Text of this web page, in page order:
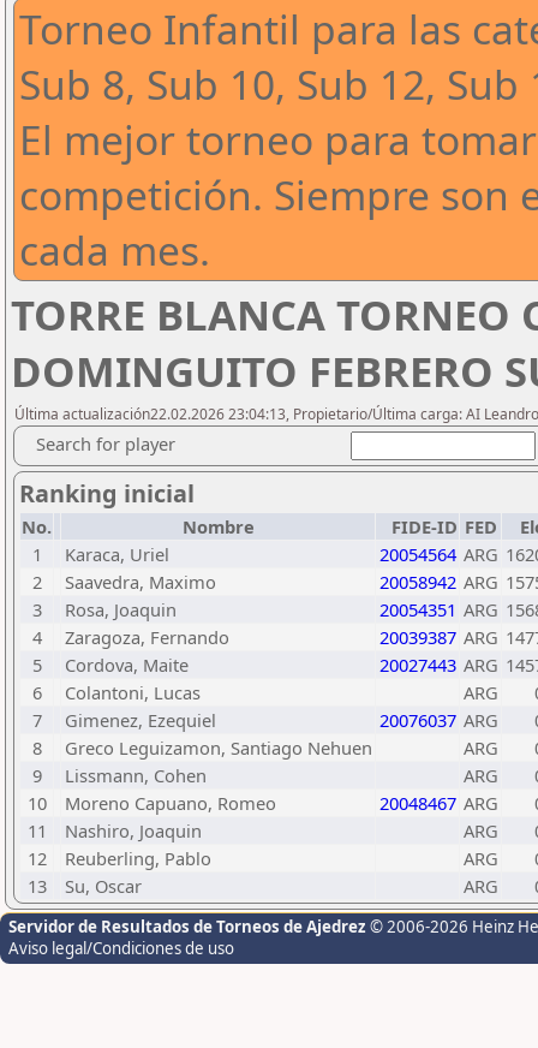
Torneo Infantil para las
Sub 8, Sub 10, Sub 12,
El mejor torneo para
competición. Siempre
cada mes.
TORRE BLANCA TORNEO
DOMINGUITO FEBRERO
Última actualización22.02.2026 23:04:13, Propietario/Última carga: AI
Search for player
Ranking inicial
No. Nombre FIDE-ID FED
1
Karaca, Uriel 20054564 ARG
2
Saavedra, Maximo 20058942 ARG
3
Rosa, Joaquin 20054351 ARG
4
Zaragoza, Fernando 20039387 ARG
5
Cordova, Maite 20027443 ARG
6
Colantoni, Lucas ARG
7
Gimenez, Ezequiel 20076037 ARG
8
Greco Leguizamon, Santiago Nehuen ARG
9
Lissmann, Cohen ARG
10
Moreno Capuano, Romeo 20048467 ARG
11
Nashiro, Joaquin ARG
12
Reuberling, Pablo ARG
13
Su, Oscar ARG
Servidor de Resultados de Torneos de Ajedrez © 2006-2026 Heinz
Aviso legal/Condiciones de uso